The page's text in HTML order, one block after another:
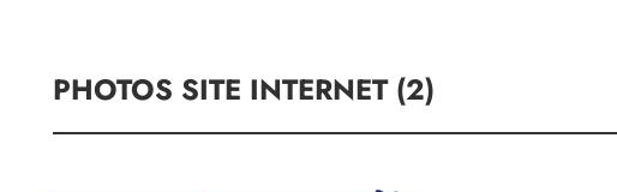
PHOTOS SITE INTERNET (2)